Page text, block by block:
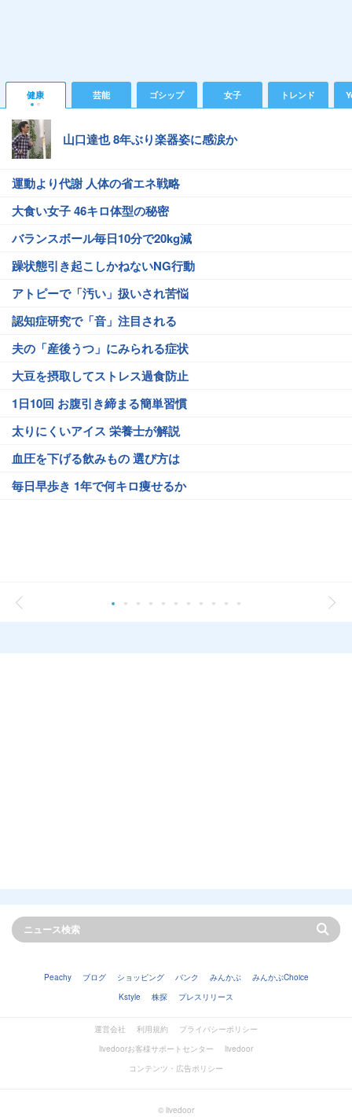
健康 芸能 ゴシップ 女子 トレンド
山口達也 8年ぶり楽器姿に感涙か
運動より代謝 人体の省エネ戦略
大食い女子 46キロ体型の秘密
バランスボール毎日10分で20kg減
躁状態引き起こしかねないNG行動
アトピーで「汚い」扱いされ苦悩
認知症研究で「音」注目される
夫の「産後うつ」にみられる症状
大豆を摂取してストレス過食防止
1日10回 お腹引き締まる簡単習慣
太りにくいアイス 栄養士が解説
血圧を下げる飲みもの 選び方は
毎日早歩き 1年で何キロ痩せるか
Peachy ブログ ショッピング バンク みんかぶ
みんかぶChoice
Kstyle
株探 プレスリリース
運営会社 利用規約
プライバシーポリシー
livedoorお客様サポートセンター
livedoor
コンテンツ・広告ポリシー
© livedoor